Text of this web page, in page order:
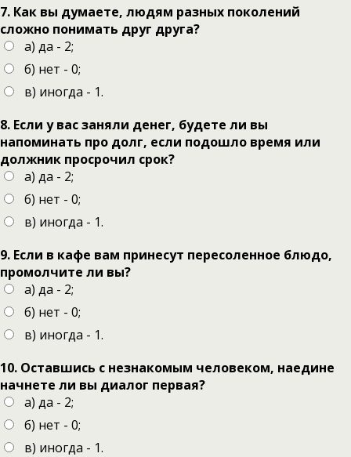
7. Как вы думаете, людям разных поколений
сложно понимать друг друга?
а) да - 2;
б) нет - 0;
в) иногда - 1.
8. Если у вас заняли денег, будете ли вы
напоминать про долг, если подошло время или
должник просрочил срок?
а) да - 2;
б) нет - 0;
в) иногда - 1.
9. Если в кафе вам принесут пересоленное блюдо,
промолчите ли вы?
а) да - 2;
б) нет - 0;
в) иногда - 1.
10. Оставшись с незнакомым человеком, наедине
начнете ли вы диалог первая?
а) да - 2;
б) нет - 0;
в) иногда - 1.